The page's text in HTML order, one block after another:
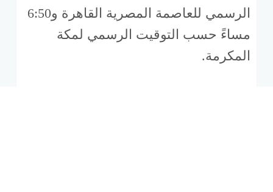
الرسمي للعاصمة المصرية القاهرة و6:50
مساءً حسب التوقيت الرسمي لمكة
المكرمة.